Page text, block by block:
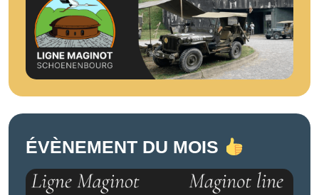
ÉVÈNEMENT DU MOIS